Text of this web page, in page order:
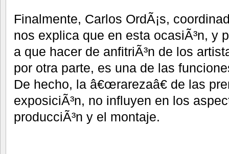
Finalmente, Carlos OrdÃ¡s,
nos explica que en esta ocasiÃ³n, y
a que hacer de anfitriÃ³n de los
por otra parte, es una de las
De hecho, la â€œrarezaâ€ de las
exposiciÃ³n, no influyen en los
producciÃ³n y el montaje.